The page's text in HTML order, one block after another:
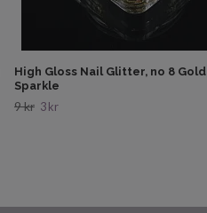
High Gloss Nail Glitter, no 8
Sparkle
9 kr 3 kr